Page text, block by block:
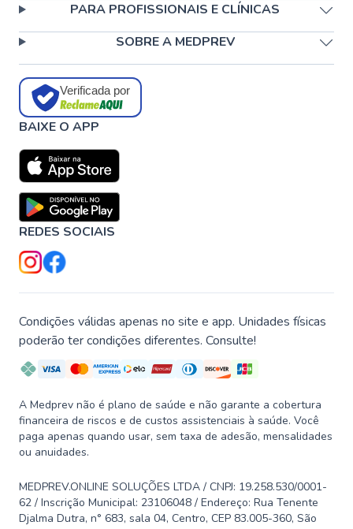
PARA PROFISSIONAIS E CLÍNICAS
SOBRE A MEDPREV
Verificada por
BAIXE O APP
REDES SOCIAIS
Condições válidas apenas no site e app. Unidades físicas
poderão ter condições diferentes. Consulte!
A Medprev não é plano de saúde e não garante a cobertura
financeira de riscos e de custos assistenciais à saúde. Você
paga apenas quando usar, sem taxa de adesão, mensalidades
ou anuidades.
MEDPREV.ONLINE SOLUÇÕES LTDA / CNPJ: 19.258.530/0001-
62 / Inscrição Municipal: 23106048 / Endereço: Rua Tenente
Djalma Dutra, n° 683, sala 04, Centro, CEP 83.005-360, São